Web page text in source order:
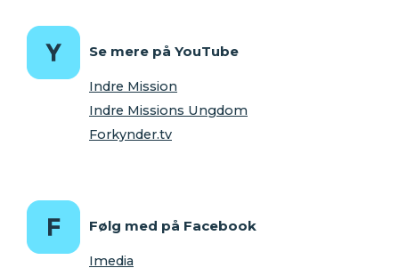
Se mere på YouTube
Indre Mission
Indre Missions Ungdom
Forkynder.tv
Følg med på Facebook
Imedia